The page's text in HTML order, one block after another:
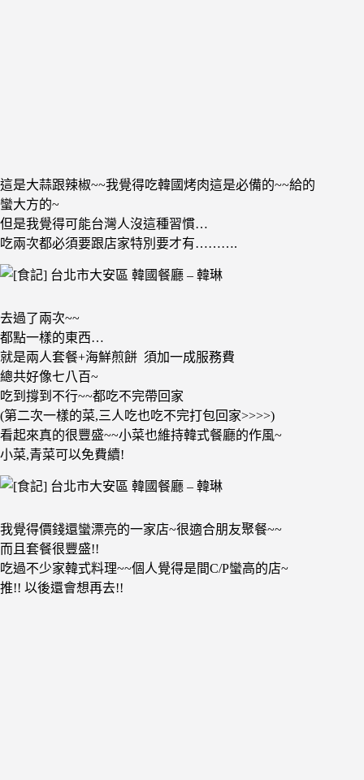
這是大蒜跟辣椒~~我覺得吃韓國烤肉這是必備的~~給的
蠻大方的~
但是我覺得可能台灣人沒這種習慣…
吃兩次都必須要跟店家特別要才有……….
去過了兩次~~
都點一樣的東西…
就是兩人套餐+海鮮煎餅 須加一成服務費
總共好像七八百~
吃到撐到不行~~都吃不完帶回家
(第二次一樣的菜,三人吃也吃不完打包回家>>>>)
看起來真的很豐盛~~小菜也維持韓式餐廳的作風~
小菜,青菜可以免費續!
我覺得價錢還蠻漂亮的一家店~很適合朋友聚餐~~
而且套餐很豐盛!!
吃過不少家韓式料理~~個人覺得是間C/P蠻高的店~
推!! 以後還會想再去!!